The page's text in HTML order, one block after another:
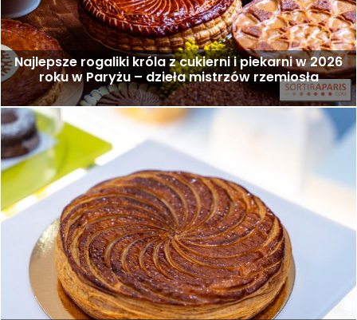
Najlepsze rogaliki króla z cukierni i piekarni w 2026
roku w Paryżu – dzieła mistrzów rzemiosła